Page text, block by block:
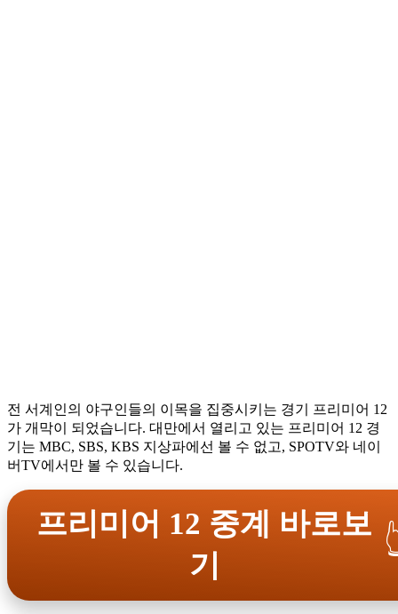
전 서계인의 야구인들의 이목을 집중시키는 경기 프리미어 12
가 개막이 되었습니다. 대만에서 열리고 있는 프리미어 12 경
기는 MBC, SBS, KBS 지상파에선 볼 수 없고, SPOTV와 네이
버TV에서만 볼 수 있습니다.
프리미어 12 중계 바로보
기